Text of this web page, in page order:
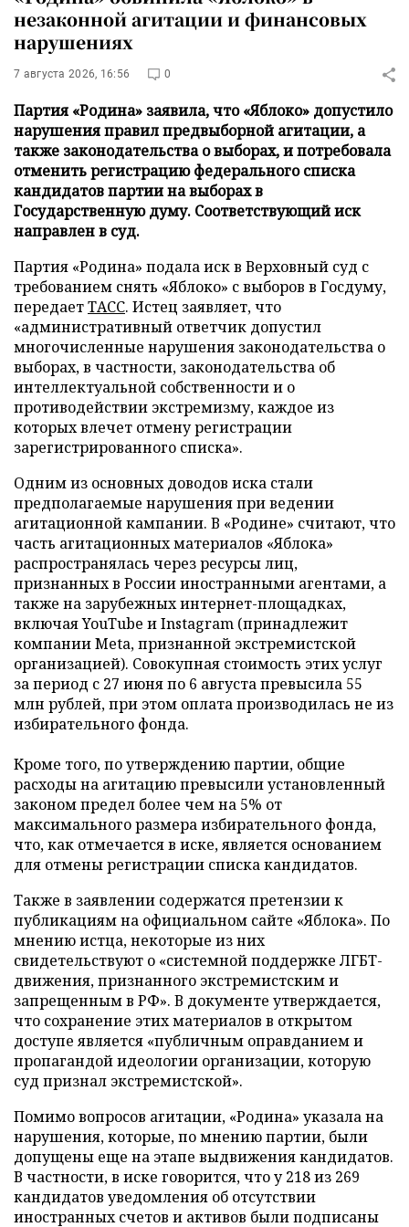
незаконной агитации и финансовых
нарушениях
7 августа 2026, 16:56 0
Партия «Родина» заявила, что «Яблоко» допустило
нарушения правил предвыборной агитации, а
также законодательства о выборах, и потребовала
отменить регистрацию федерального списка
кандидатов партии на выборах в
Государственную думу. Соответствующий иск
направлен в суд.
Партия «Родина» подала иск в Верховный суд с
требованием снять «Яблоко» с выборов в Госдуму,
передаетТАСС. Истец заявляет, что
«административный ответчик допустил
многочисленные нарушения законодательства о
выборах, в частности, законодательства об
интеллектуальной собственности и о
противодействии экстремизму, каждое из
которых влечет отмену регистрации
зарегистрированного списка».
Одним из основных доводов иска стали
предполагаемые нарушения при ведении
агитационной кампании. В «Родине» считают, что
часть агитационных материалов «Яблока»
распространялась через ресурсы лиц,
признанных в России иностранными агентами, а
также на зарубежных интернет-площадках,
включая YouTube и Instagram (принадлежит
компании Meta, признанной экстремистской
организацией). Совокупная стоимость этих услуг
за период с 27 июня по 6 августа превысила 55
млн рублей, при этом оплата производилась не из
избирательного фонда.
Кроме того, по утверждению партии, общие
расходы на агитацию превысили установленный
законом предел более чем на 5% от
максимального размера избирательного фонда,
что, как отмечается в иске, является основанием
для отмены регистрации списка кандидатов.
Также в заявлении содержатся претензии к
публикациям на официальном сайте «Яблока». По
мнению истца, некоторые из них
свидетельствуют о «системной поддержке ЛГБТ-
движения, признанного экстремистским и
запрещенным в РФ». В документе утверждается,
что сохранение этих материалов в открытом
доступе является «публичным оправданием и
пропагандой идеологии организации, которую
суд признал экстремистской».
Помимо вопросов агитации, «Родина» указала на
нарушения, которые, по мнению партии, были
допущены еще на этапе выдвижения кандидатов.
В частности, в иске говорится, что у 218 из 269
кандидатов уведомления об отсутствии
иностранных счетов и активов были подписаны